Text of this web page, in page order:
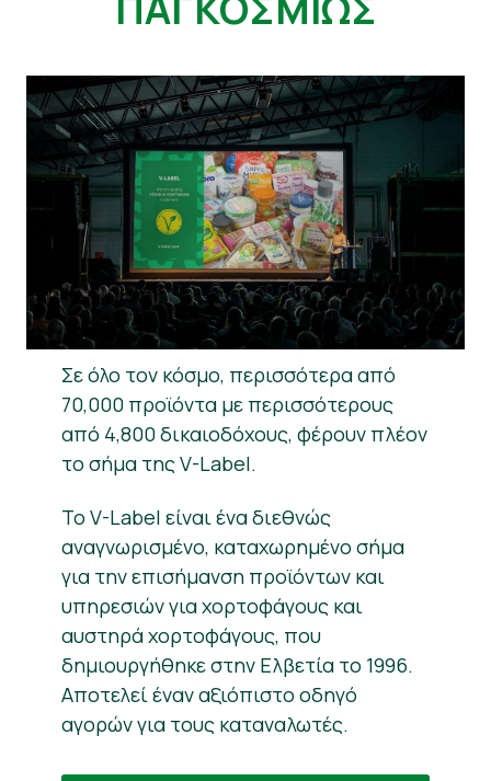
Υλικό Τύπου
Σε όλο τον κόσμο, περισσότερα από
70,000 προϊόντα με περισσότερους
από 4,800 δικαιοδόχους, φέρουν πλέον
το σήμα της V-Label.
Το V-Label είναι ένα διεθνώς
αναγνωρισμένο, καταχωρημένο σήμα
για την επισήμανση προϊόντων και
υπηρεσιών για χορτοφάγους και
αυστηρά χορτοφάγους, που
δημιουργήθηκε στην Ελβετία το 1996.
Αποτελεί έναν αξιόπιστο οδηγό
αγορών για τους καταναλωτές.